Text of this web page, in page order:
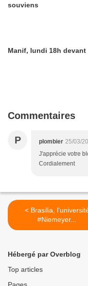
souviens
Manif, lundi 18h
Commentaires
P plombier 25/03/
J'apprécie votre
Cordialement
< Brasilia, l'université
#Niemeyer...
Hébergé par Overblog
Top articles